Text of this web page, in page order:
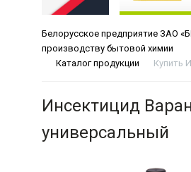
Белорусское предприятие ЗАО
производству бытовой химии
Каталог продукции
Купить
Инсектицид
универсальный